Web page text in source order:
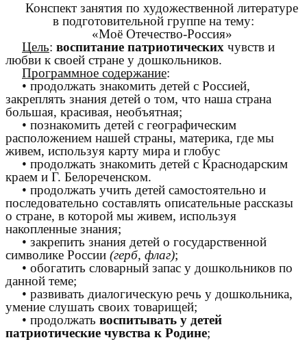
Конспект занятия по художественной литературе
в подготовительной группе на тему:
«Моё Отечество-Россия»
Цель: воспитание патриотических чувств и
любви к своей стране у дошкольников.
Программное содержание:
• продолжать знакомить детей с Россией,
закреплять знания детей о том, что наша страна
большая, красивая, необъятная;
• познакомить детей с географическим
расположением нашей страны, материка, где мы
живем, используя карту мира и глобус
• продолжать знакомить детей с Краснодарским
краем и Г. Белореченском.
• продолжать учить детей самостоятельно и
последовательно составлять описательные рассказы
о стране, в которой мы живем, используя
накопленные знания;
• закрепить знания детей о государственной
символике России (герб, флаг);
• обогатить словарный запас у дошкольников по
данной теме;
• развивать диалогическую речь у дошкольника,
умение слушать своих товарищей;
• продолжать воспитывать у детей
патриотические чувства к Родине;